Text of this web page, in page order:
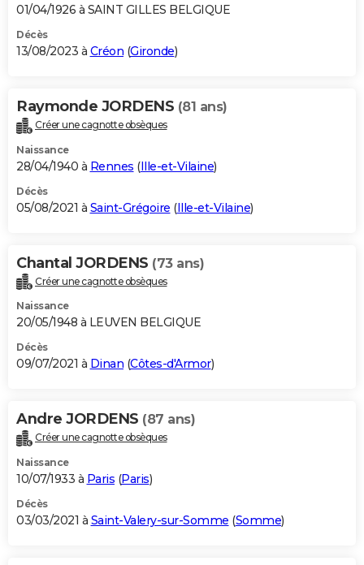
01/04/1926 à SAINT GILLES BELGIQUE
Décès
13/08/2023 à Créon (Gironde)
Raymonde JORDENS (81 ans)
Créer une cagnotte obsèques
Naissance
28/04/1940 à Rennes (Ille-et-Vilaine)
Décès
05/08/2021 à Saint-Grégoire (Ille-et-Vilaine)
Chantal JORDENS (73 ans)
Créer une cagnotte obsèques
Naissance
20/05/1948 à LEUVEN BELGIQUE
Décès
09/07/2021 à Dinan (Côtes-d'Armor)
Andre JORDENS (87 ans)
Créer une cagnotte obsèques
Naissance
10/07/1933 à Paris (Paris)
Décès
03/03/2021 à Saint-Valery-sur-Somme (Somme)